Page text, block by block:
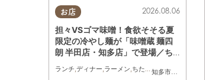
お店
知多市
,半田市
2026.08.06
担々VSゴマ味噌！食欲そそる夏
限定の冷やし麺が「味噌蔵 麺四
朗 半田店・知多店」で登場／ち
ランチ,ディナー,ラーメン,ちたまる広告